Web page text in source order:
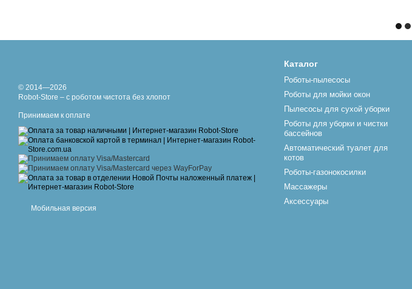
© 2014—2026
Robot-Store – с роботом чистота без хлопот
Принимаем к оплате
Мобильная версия
Каталог
Роботы-пылесосы
Роботы для мойки окон
Пылесосы для сухой уборки
Роботы для уборки и чистки
бассейнов
Автоматический туалет для
котов
Роботы-газонокосилки
Массажеры
Аксессуары